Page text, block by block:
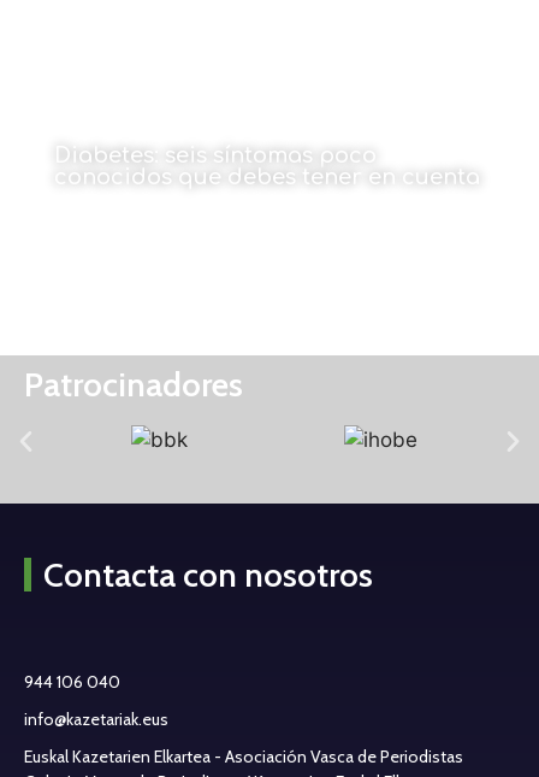
Diabetes: seis síntomas poco
conocidos que debes tener en cuenta
Patrocinadores
Contacta con nosotros
944 106 040
info@kazetariak.eus
Euskal Kazetarien Elkartea - Asociación Vasca de Periodistas